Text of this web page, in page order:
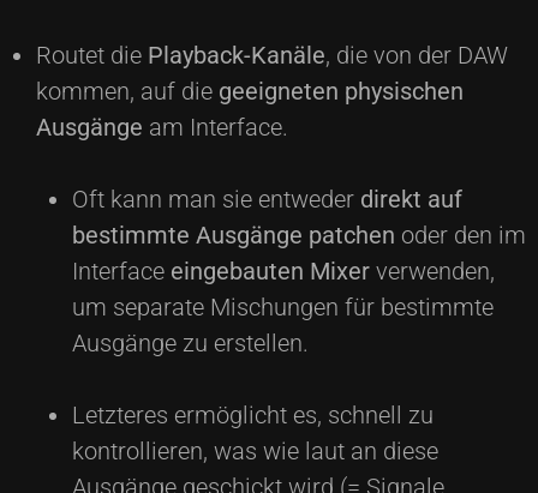
Routet die Playback-Kanäle, die von der DAW
kommen, auf die geeigneten physischen
Ausgänge am Interface.
Oft kann man sie entweder direkt auf
bestimmte Ausgänge patchen oder den im
Interface eingebauten Mixer verwenden,
um separate Mischungen für bestimmte
Ausgänge zu erstellen.
Letzteres ermöglicht es, schnell zu
kontrollieren, was wie laut an diese
Ausgänge geschickt wird (= Signale